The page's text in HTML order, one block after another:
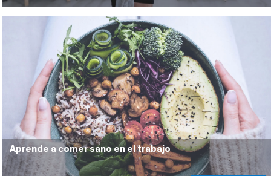
Aprende a comer sano en el trabajo